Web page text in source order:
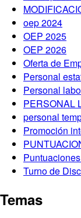
oep 2024
OEP 2025
OEP 2026
Oferta de
Personal
Personal
PERSONAL
personal
Promoción
Turno de
Temas